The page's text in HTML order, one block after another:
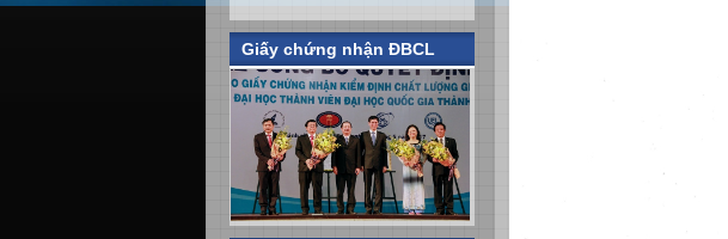
Giấy chứng nhận ĐBCL